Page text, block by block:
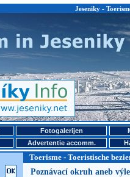
Jeseniky -
Fotogalerijen
Advertentie accomm.
Toerisme - Toeristische
Poznávací okruh aneb